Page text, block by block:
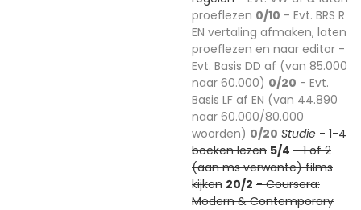
proeflezen 0/10 - Evt. BRS R
EN vertaling afmaken, laten
proeflezen en naar editor -
Evt. Basis DD af (van 85.000
naar 60.000) 0/20 - Evt.
Basis LF af EN (van 44.890
naar 60.000/80.000
woorden) 0/20 Studie - 1-4
boeken lezen 5/4 - 1 of 2
(aan ms verwante) films
kijken 20/2 - Coursera:
Modern & Contemporary